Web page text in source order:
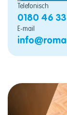
Telefonisch
0180 46
E-mail